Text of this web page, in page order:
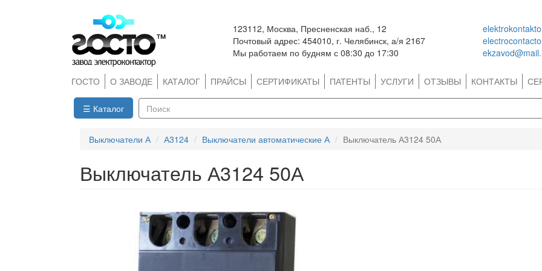
123112, Москва, Пресненская наб., 12
Почтовый адрес: 454010, г. Челябинск, а/я 2167
Мы работаем по будням с 08:30 до 17:30
ГОСТО О ЗАВОДЕ КАТАЛОГ ПРАЙСЫ СЕРТИФИКАТЫ ПАТЕНТЫ УСЛУГИ ОТЗЫВЫ КОНТАКТЫ
☰ Каталог
Выключатели А
А3124 Выключатели автоматические А Выключатель А3124 50А
Выключатель А3124 50А